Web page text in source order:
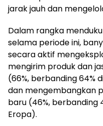
jarak jauh dan
Dalam rangka
selama periode ini,
secara aktif
mengirim produk dan
(66%, berbanding 64%
dan mengembangkan
baru (46%, berbanding
Eropa).